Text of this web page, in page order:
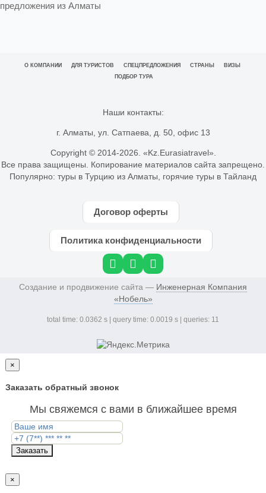
предложения из Алматы
О КОМПАНИИ ДЛЯ ТУРИСТОВ СПЕЦПРЕДЛОЖЕНИЯ СТРАНЫ
ВИЗЫ
ПОДБОР ТУРА
Наши контакты:
г. Алматы, ул. Сатпаева, д. 50, офис 13
Copyright © 2014-2026. «Kz.Eurasiatravel».
Все права защищены. Копирование материалов сайта запрещено.
Популярно: туры в Турцию из Алматы горячие туры в Тайланд
Договор оферты
Политика конфиденциальности
Создание и продвижение сайта — Инженерная Компания
«Нобель»
total time: 0.0362 s | query time: 0.0019 s | queries: 11
×
Заказать обратный звонок
Мы свяжемся с вами в ближайшее время
Заказать
×